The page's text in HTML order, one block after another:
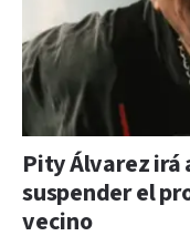
Pity Álvarez irá
suspender el
vecino